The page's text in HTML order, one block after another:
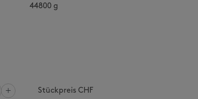
44800 g
Stückpreis CHF